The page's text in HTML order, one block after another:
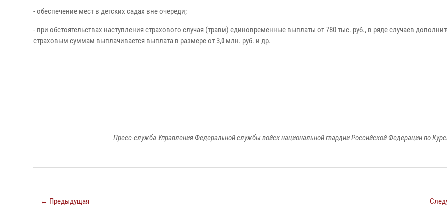
- обеспечение мест в детских садах вне очереди;
- при обстоятельствах наступления страхового случая (травм) единовременные выплаты от 780 тыс. руб., в ряде случаев
страховым суммам выплачивается выплата в размере от 3,0 млн. руб. и др.
Пресс-служба Управления Федеральной службы войск национальной гвардии Российской Федерации по
← Предыдущая